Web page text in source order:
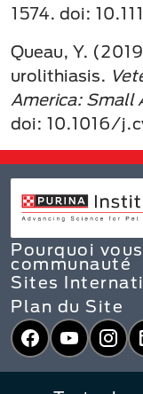
1574. doi:
Queau, Y.
urolithiasis.
America: Small
doi: 10.1016/
Pourquoi
communauté
Sites
Plan du Site
Facebook